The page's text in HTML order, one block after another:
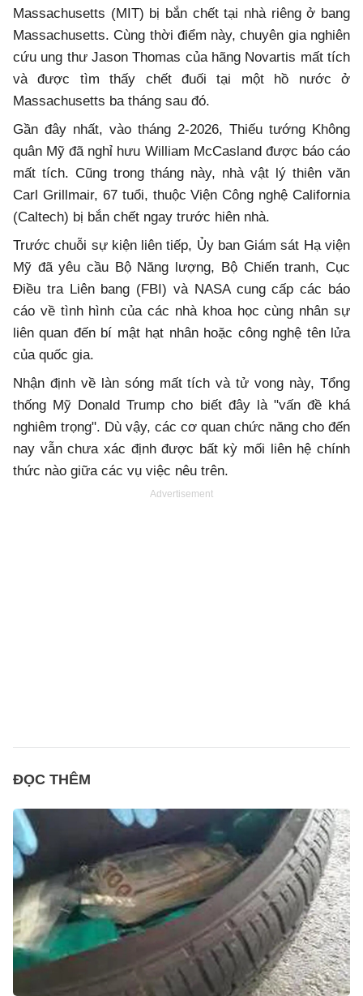
Massachusetts (MIT) bị bắn chết tại nhà riêng ở bang
Massachusetts. Cùng thời điểm này, chuyên gia nghiên
cứu ung thư Jason Thomas của hãng Novartis mất tích
và được tìm thấy chết đuối tại một hồ nước ở
Massachusetts ba tháng sau đó.
Gần đây nhất, vào tháng 2-2026, Thiếu tướng Không
quân Mỹ đã nghỉ hưu William McCasland được báo cáo
mất tích. Cũng trong tháng này, nhà vật lý thiên văn
Carl Grillmair, 67 tuổi, thuộc Viện Công nghệ California
(Caltech) bị bắn chết ngay trước hiên nhà.
Trước chuỗi sự kiện liên tiếp, Ủy ban Giám sát Hạ viện
Mỹ đã yêu cầu Bộ Năng lượng, Bộ Chiến tranh, Cục
Điều tra Liên bang (FBI) và NASA cung cấp các báo
cáo về tình hình của các nhà khoa học cùng nhân sự
liên quan đến bí mật hạt nhân hoặc công nghệ tên lửa
của quốc gia.
Nhận định về làn sóng mất tích và tử vong này, Tổng
thống Mỹ Donald Trump cho biết đây là "vấn đề khá
nghiêm trọng". Dù vậy, các cơ quan chức năng cho đến
nay vẫn chưa xác định được bất kỳ mối liên hệ chính
thức nào giữa các vụ việc nêu trên.
Advertisement
ĐỌC THÊM